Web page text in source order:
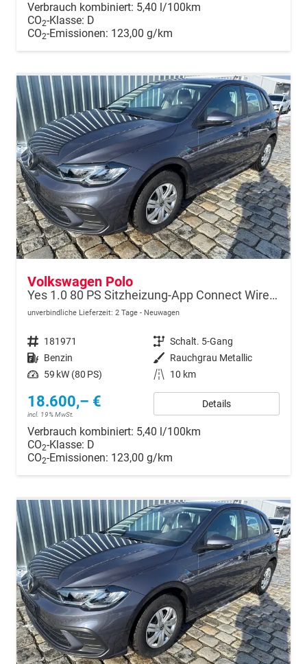
Verbrauch kombiniert: 5,40 l/100km
CO2-Klasse: D
CO2-Emissionen: 123,00 g/km
Volkswagen Polo
Yes 1.0 80 PS Sitzheizung-App Connect Wireless-Einparkhilfe-Klima-Sofort
unverbindliche Lieferzeit: 2 Tage Neuwagen
Fahrzeugnr. 181971 Getriebe Schalt. 5-Gang
Kraftstoff Benzin Außenfarbe Rauchgrau Metallic
Leistung 59 kW (80 PS) Kilometerstand 10 km
18.600,– €
incl. 19% MwSt.
Details
Verbrauch kombiniert: 5,40 l/100km
CO2-Klasse: D
CO2-Emissionen: 123,00 g/km